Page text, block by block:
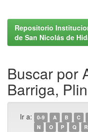
Repositorio
de San Nicolás de
Buscar por
Barriga,
Ir a: 0-9 A B C
N
O P Q R